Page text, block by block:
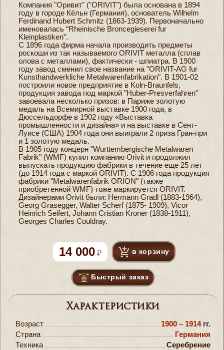
Компания "Оривит" ("ORIVIT") была основана в 1894
году в городе Кёльн (Германия), основатель Wilhelm
Ferdinand Hubert Schmitz (1863-1939). Первоначально
именовалась “Rheinische Broncegieserei fur
Kleinplastiken”.
С 1896 года фирма начала производить предметы
роскоши из так называемого ORIVIT металла (сплав
олова с металлами), фактически - шпиатра. В 1900
году завод сменил свое название на "ORIVIT-AG fur
Kunsthandwerkliche Metalwarenfabrikation". В 1901-02
построили новое предприятие в Koln-Braunfels,
продукция завода под маркой "Huber-Presverfahren"
завоевала несколько призов: в Париже золотую
медаль на Всемирной выставке 1900 года, в
Дюссельдорфе в 1902 году «Выставка
промышленности и дизайна» и на выставке в Сент-
Луисе (США) 1904 года они выиграли 2 приза Гран-при
и 1 золотую медаль.
В 1905 году концерн "Wurttembergische Metalwaren
Fabrik" (WMF) купил компанию Orivit и продолжил
выпускать продукцию фабрики в течение еще 25 лет
(до 1914 года с маркой ORIVIT). С 1906 года продукция
фабрики "Metalwarenfabrik ORION" (также
приобретенной WMF) тоже маркируется ORIVIT.
Дизайнерами Orivit были: Hermann Gradl (1883-1964),
Georg Grasegger, Walter Scherf (1875- 1909), Vicor
Heinrich Seifert, Johann Cristian Kroner (1838-1911),
Georges Charles Couldray.
14 000 в корзину
Быстрый заказ
Характеристики
Возраст 1900 – 1914 гг.
Страна
Германия
Техника
Серебрение